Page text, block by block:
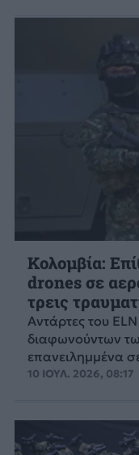
Κολομβία:
drones σε
τρεις
Αντάρτες του
διαφωνούντων
επανειλημμένα
10 ΙΟΥΛ. 2026, 08:17